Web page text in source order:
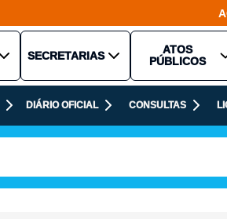
SECRETARIAS
ATOS
PÚBLICOS
DIÁRIO OFICIAL CONSULTAS